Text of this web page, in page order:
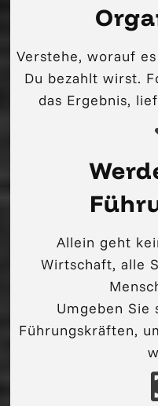
Verstehe, worauf
Du bezahlt wirst.
das Ergebnis,
Allein geht
Wirtschaft, alle
Umgeben Sie
Führungskräften,